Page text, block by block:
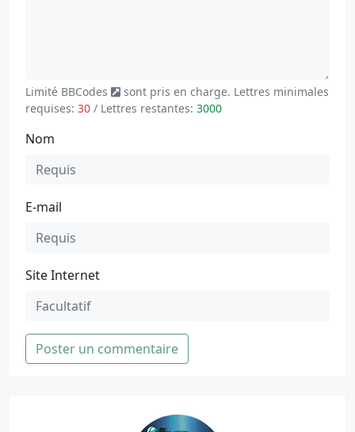
Limité BBCodes
sont pris en charge. Lettres minimales
requises: 30 / Lettres restantes: 3000
Nom
E-mail
Site Internet
Poster un commentaire